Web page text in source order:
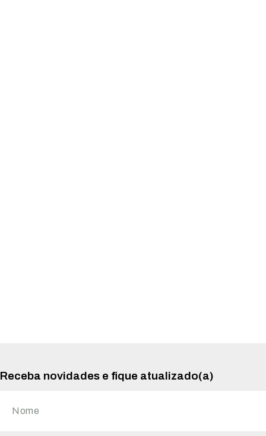
Receba novidades e fique atualizado(a)